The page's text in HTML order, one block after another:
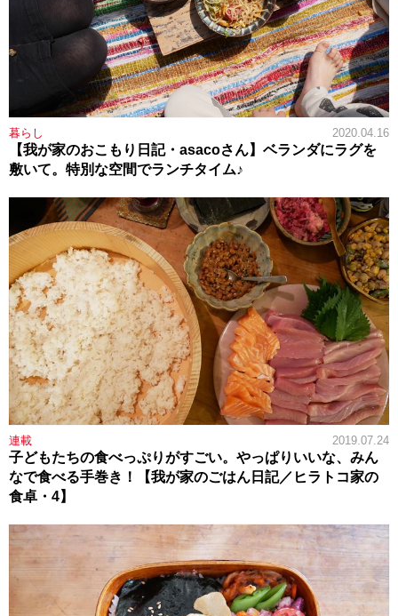
暮らし 2020.04.16
【我が家のおこもり日記・asacoさん】ベランダにラグを
敷いて。特別な空間でランチタイム♪
連載 2019.07.24
子どもたちの食べっぷりがすごい。やっぱりいいな、みん
なで食べる手巻き！【我が家のごはん日記／ヒラトコ家の
食卓・4】